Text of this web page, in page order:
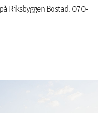
Riksbyggen Bostad, 070-